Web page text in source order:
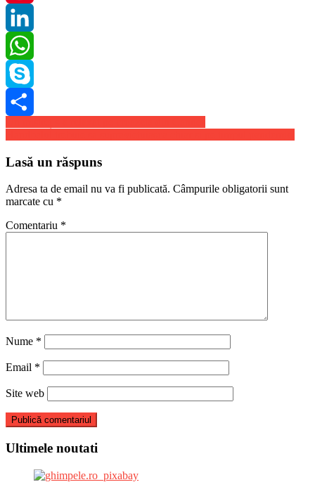
Pinterest
LinkedIn
WhatsApp
Skype
Share
Navigare
în
articole
Lasă un răspuns
Adresa ta de email nu va fi publicată. Câmpurile obligatorii sunt
marcate cu *
Comentariu *
Nume *
Email *
Site web
Ultimele noutati